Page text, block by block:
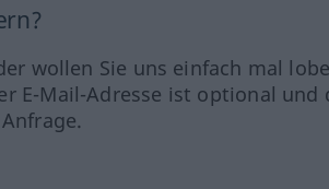
wollen Sie uns einfach mal
E-Mail-Adresse ist optional und